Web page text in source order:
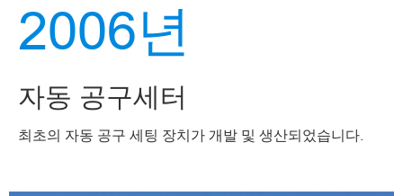
2006년
자동 공구세터
최초의 자동 공구 세팅 장치가 개발 및 생산되었습니다.